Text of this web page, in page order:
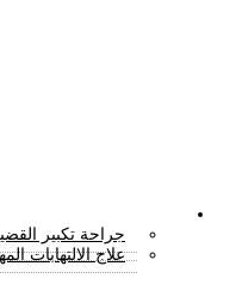
جراحة تكبير
علاج الالتهابات